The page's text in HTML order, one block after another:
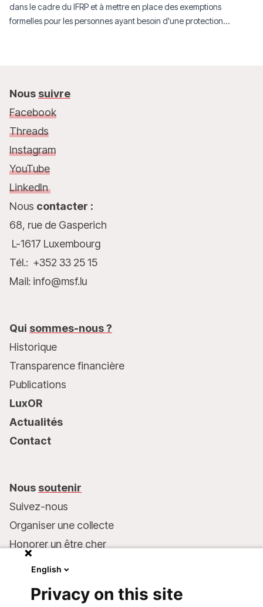
dans le cadre du IFRP et à mettre en place des exemptions
formelles pour les personnes ayant besoin d'une protection
Nous suivre
Facebook
Threads
Instagram
YouTube
LinkedIn
Nous contacter :
68, rue de Gasperich
L-1617 Luxembourg
Tél.: +352 33 25 15
Mail: info@msf.lu
Qui sommes-nous ?
Historique
Transparence financière
Publications
LuxOR
Actualités
Contact
Nous soutenir
Suivez-nous
Organiser une collecte
Honorer un être cher
Inscrire MSF dans votre testament
Faire un don
English
Privacy on this site